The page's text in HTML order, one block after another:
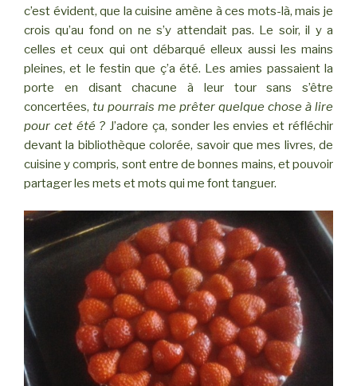
c’est évident, que la cuisine amène à ces mots-là, mais je
crois qu’au fond on ne s’y attendait pas. Le soir, il y a
celles et ceux qui ont débarqué elleux aussi les mains
pleines, et le festin que ç’a été. Les amies passaient la
porte en disant chacune à leur tour sans s’être
concertées, tu pourrais me prêter quelque chose à lire
pour cet été ? J’adore ça, sonder les envies et réfléchir
devant la bibliothèque colorée, savoir que mes livres, de
cuisine y compris, sont entre de bonnes mains, et pouvoir
partager les mets et mots qui me font tanguer.